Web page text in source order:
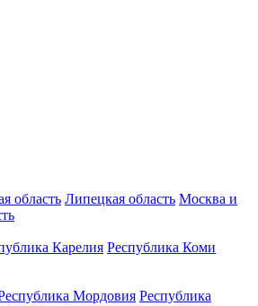
область Липецкая область Москва и
Карелия Республика Коми
Мордовия Республика